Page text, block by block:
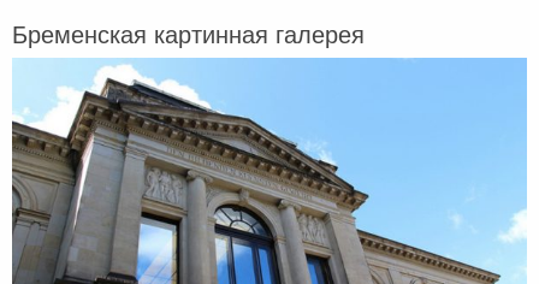
Бременская картинная галерея